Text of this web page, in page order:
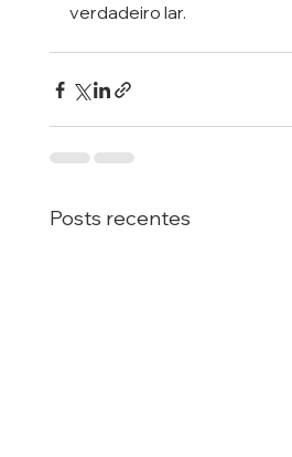
verdadeiro lar.
Posts recentes